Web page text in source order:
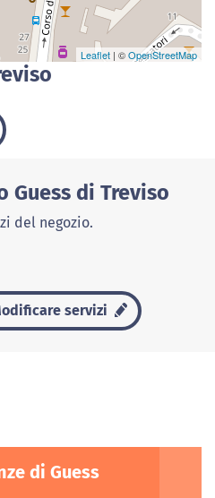
Leaflet | ©OpenStreetMap
Guess di Treviso
del negozio.
servizi
di Guess